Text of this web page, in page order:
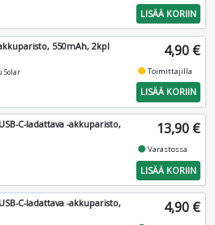
LISÄÄ KORIIN
550mAh, 2kpl
Solar
4,90 €
fiber_manual_recordToimittajilla
LISÄÄ KORIIN
C-ladattava -akkuparisto,
13,90 €
fiber_manual_recordVarastossa
LISÄÄ KORIIN
C-ladattava -akkuparisto,
4,90 €